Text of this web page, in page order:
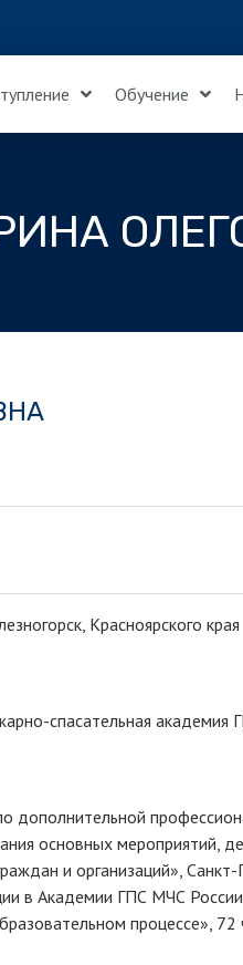
Обучение
Красноярского края
спасательная академия
дополнительной
основных мероприятий,
и организаций»,
в Академии ГПС МЧС
процессе», 72